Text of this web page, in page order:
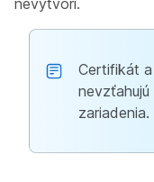
nevytvorí.
Certifikát
nevzťahujú
zariadenia.